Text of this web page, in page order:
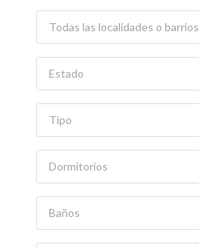
Todas las localidades o barrios
Estado
Tipo
Dormitorios
Baños